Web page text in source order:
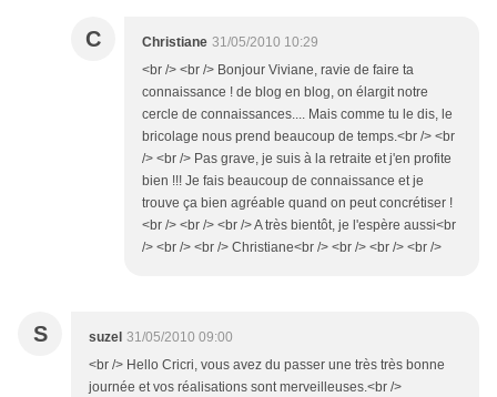
C Christiane 31/05/2010 10:29
<br /> <br /> Bonjour Viviane, ravie de faire ta
connaissance ! de blog en blog, on élargit notre
cercle de connaissances.... Mais comme tu le dis, le
bricolage nous prend beaucoup de temps.<br /> <br
/> <br /> Pas grave, je suis à la retraite et j'en profite
bien !!! Je fais beaucoup de connaissance et je
trouve ça bien agréable quand on peut concrétiser !
<br /> <br /> <br /> A très bientôt, je l'espère aussi<br
/> <br /> <br /> Christiane<br /> <br /> <br /> <br />
S suzel 31/05/2010 09:00
<br /> Hello Cricri, vous avez du passer une très très bonne
journée et vos réalisations sont merveilleuses.<br />